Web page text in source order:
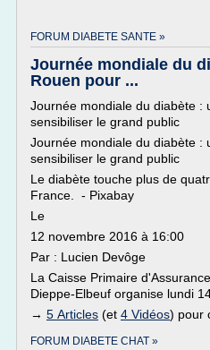
FORUM DIABETE SANTE »
Journée mondiale du
Rouen pour ...
Journée mondiale du diabète :
sensibiliser le grand public
Journée mondiale du diabète :
sensibiliser le grand public
Le diabète touche plus de
France. - Pixabay
Le
12 novembre 2016 à 16:00
Par : Lucien Devôge
La Caisse Primaire
Dieppe-Elbeuf organise lundi
→ 5 Articles (et 4 Vidéos) pour
FORUM DIABETE CHAT »